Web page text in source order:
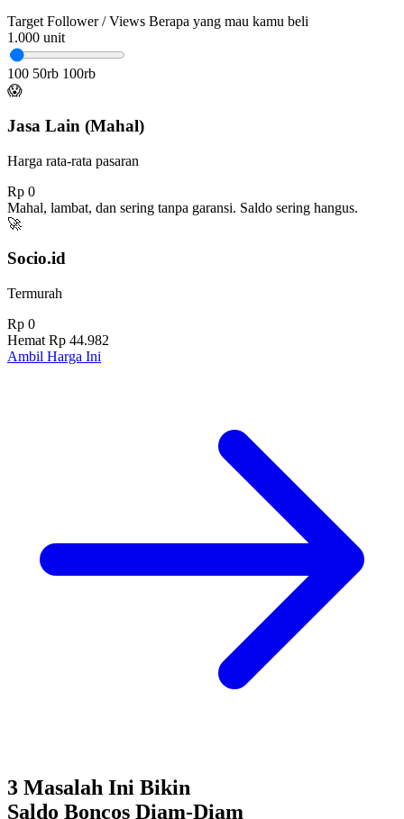
Target Follower / Views Berapa yang mau kamu beli
1.000 unit
100 50rb 100rb
😱
Jasa Lain (Mahal)
Harga rata-rata pasaran
Rp 0
Mahal, lambat, dan sering tanpa garansi. Saldo sering hangus.
🚀
Socio.id
Termurah
Rp 0
Hemat Rp 44.982
Ambil Harga Ini
3 Masalah Ini Bikin
Saldo Boncos Diam-Diam